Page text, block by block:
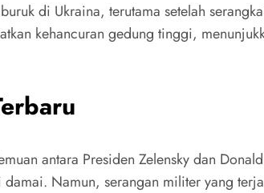
di Ukraina, terutama setelah
kehancuran gedung tinggi,
antara Presiden Zelensky dan
Namun, serangan militer yang